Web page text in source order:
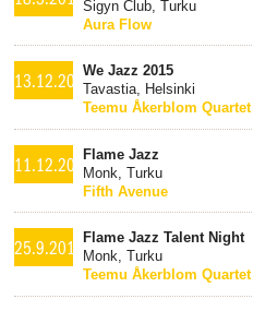
Sigyn Club, Turku
Aura Flow
13.12.2015We Jazz 2015
Tavastia, Helsinki
Teemu Åkerblom Quartet
11.12.2015Flame Jazz
Monk, Turku
Fifth Avenue
25.9.2015Flame Jazz Talent Night
Monk, Turku
Teemu Åkerblom Quartet